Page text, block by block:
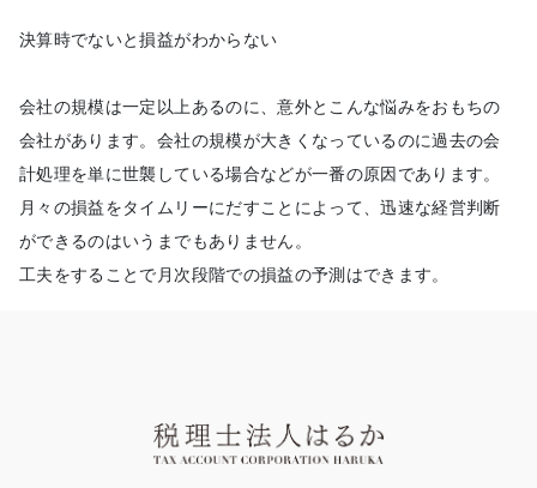
決算時でないと損益がわからない
会社の規模は一定以上あるのに、意外とこんな悩みをおもちの
会社があります。会社の規模が大きくなっているのに過去の会
計処理を単に世襲している場合などが一番の原因であります。
月々の損益をタイムリーにだすことによって、迅速な経営判断
ができるのはいうまでもありません。
工夫をすることで月次段階での損益の予測はできます。